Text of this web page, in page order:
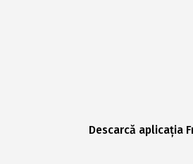
Descarcă aplicația